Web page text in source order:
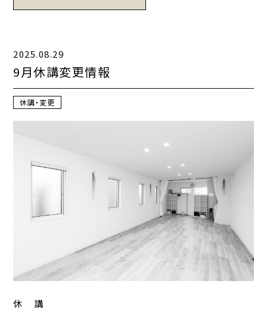
News
お問い合わせフォーム
ご利用規約
プライバシーポリシー
特定商取引法
2025.08.29
9月休講変更情報
休講・変更
休 講